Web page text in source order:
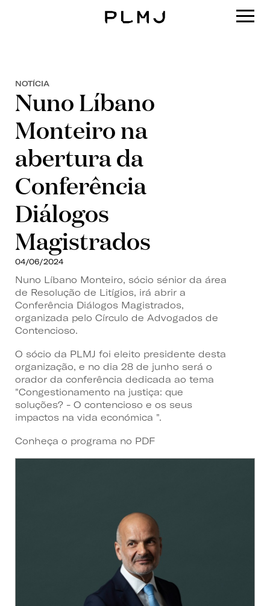
NOTÍCIA
Nuno Líbano
Monteiro na
abertura da
Conferência
Diálogos
Magistrados
04/06/2024
Nuno Líbano Monteiro, sócio sénior da área
de Resolução de Litígios, irá abrir a
Conferência Diálogos Magistrados,
organizada pelo Círculo de Advogados de
Contencioso.
O sócio da PLMJ foi eleito presidente desta
organização, e no dia 28 de junho será o
orador da conferência dedicada ao tema
"Congestionamento na justiça: que
soluções? - O contencioso e os seus
impactos na vida económica ".
Conheça o programa no PDF